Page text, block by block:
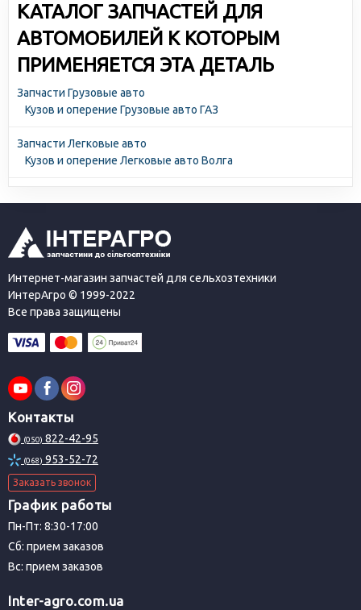
КАТАЛОГ ЗАПЧАСТЕЙ ДЛЯ
АВТОМОБИЛЕЙ К КОТОРЫМ
ПРИМЕНЯЕТСЯ ЭТА ДЕТАЛЬ
Запчасти Грузовые авто
Кузов и оперение Грузовые авто ГАЗ
Запчасти Легковые авто
Кузов и оперение Легковые авто Волга
Интернет-магазин запчастей для сельхозтехники
ИнтерАгро © 1999-2022
Все права защищены
Контакты
(050) 822-42-95
(068) 953-52-72
Заказать звонок
График работы
Пн-Пт: 8:30-17:00
Сб: прием заказов
Вс: прием заказов
Inter-agro.com.ua